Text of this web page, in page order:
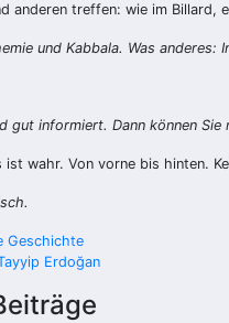
anderen treffen: wie im Billard,
und Kabbala. Was anderes:
gut informiert. Dann können
wahr. Von vorne bis hinten.
Geschichte
Erdoğan